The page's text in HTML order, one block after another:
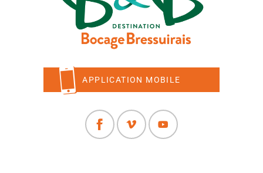
APPLICATION MOBILE